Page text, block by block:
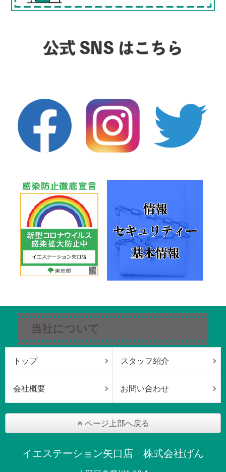
当社について
トップ スタッフ紹介
会社概要 お問い合わせ
ページ上部へ戻る
イエステーション矢口店 株式会社げん